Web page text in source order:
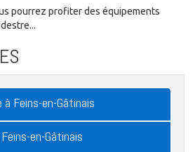
pourrez profiter des équipements
Feins-en-Gâtinais
en-Gâtinais